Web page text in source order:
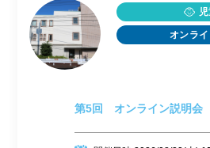
オンラ
第5回 オンライン説明会